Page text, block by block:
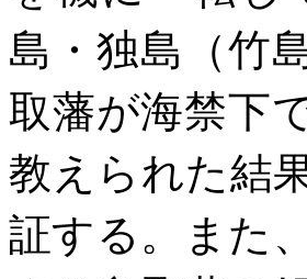
島・独島（竹
取藩が海禁下
教えられた結
証する。また